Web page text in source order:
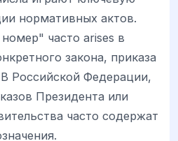
нормативных актов.
часто arises в
закона, приказа
Российской Федерации,
Президента или
часто содержат